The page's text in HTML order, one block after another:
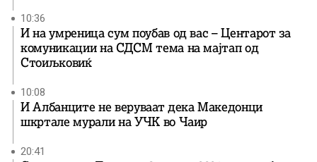
10:36
И на умреница сум поубав од вас – Центарот за
комуникации на СДСМ тема на мајтап од
Стоиљковиќ
10:08
И Албанците не веруваат дека Македонци
шкртале мурали на УЧК во Чаир
20:41